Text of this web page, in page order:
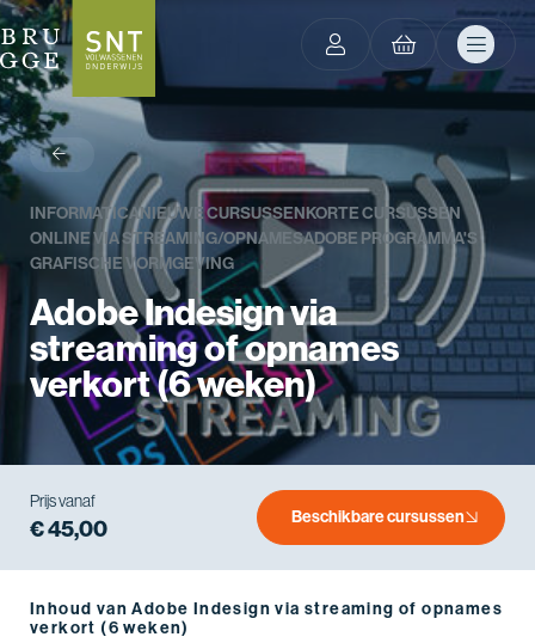
Prijs vanaf
€ 45,00 Beschikbare cursussen
terug
INFORMATICANIEUWE CURSUSSENKORTE CURSUSSEN
ONLINE VIA STREAMING/OPNAMESADOBE PROGRAMMA'S
GRAFISCHE VORMGEVING
Adobe Indesign via
streaming of opnames
verkort (6 weken)
Inhoud van Adobe Indesign via streaming of opnames
verkort (6 weken)